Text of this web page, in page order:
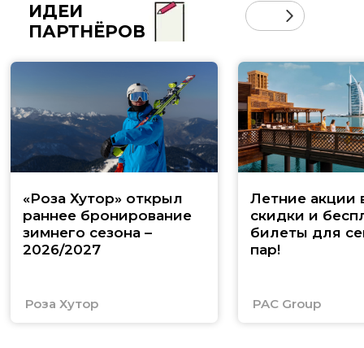
ИДЕИ
ПАРТНЁРОВ
«Роза Хутор» открыл
раннее бронирование
зимнего сезона –
2026/2027
Роза Хутор
Летние акции
скидки и
билеты для
пар!
PAC Group